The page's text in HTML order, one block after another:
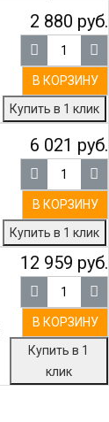
2 880 руб.
В КОРЗИНУ
Купить в 1 клик
6 021 руб.
В КОРЗИНУ
Купить в 1 клик
12 959 руб.
В КОРЗИНУ
Купить в 1
клик